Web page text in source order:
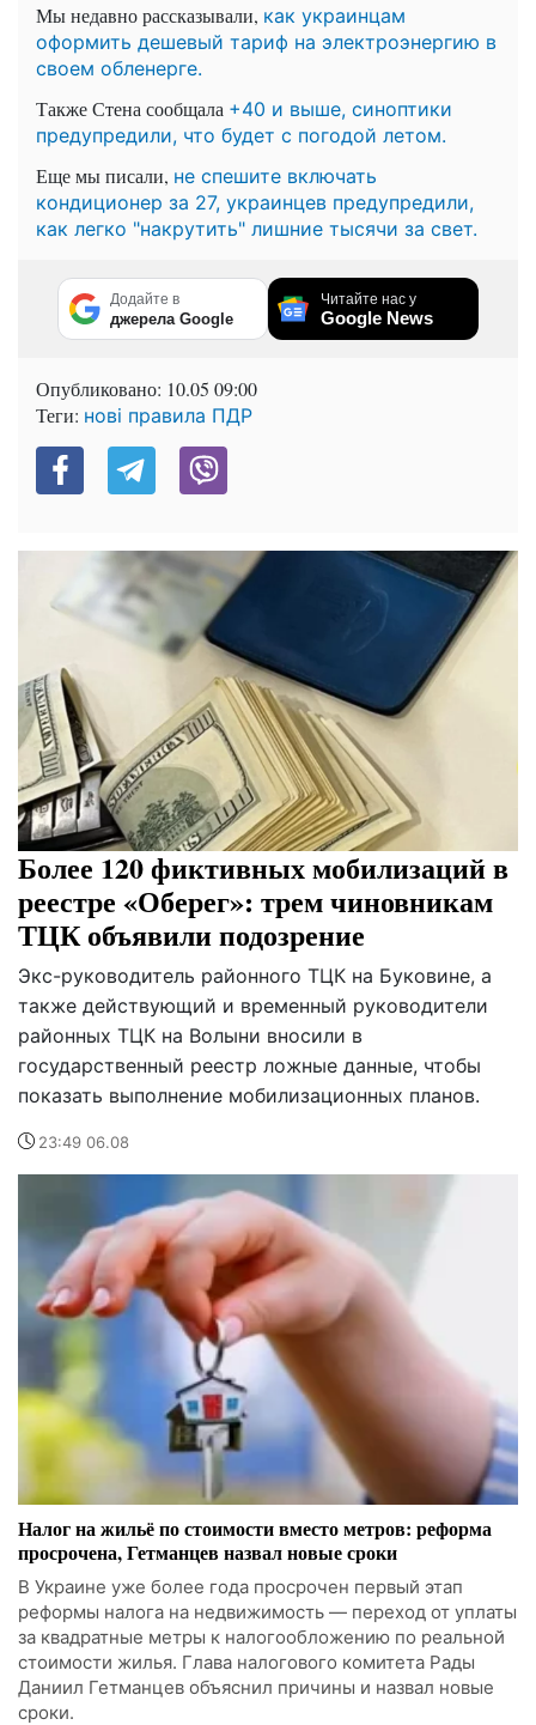
Мы недавно рассказывали, как украинцам
оформить дешевый тариф на электроэнергию в
своем обленерге.
Также Стена сообщала +40 и выше, синоптики
предупредили, что будет с погодой летом.
Еще мы писали, не спешите включать
кондиционер за 27, украинцев предупредили,
как легко "накрутить" лишние тысячи за свет.
Додайте в
джерела Google
Читайте нас у
Google News
Опубликовано: 10.05 09:00
Теги: нові правила ПДР
Более 120 фиктивных мобилизаций в
реестре «Оберег»: трем чиновникам
ТЦК объявили подозрение
Экс-руководитель районного ТЦК на Буковине, а
также действующий и временный руководители
районных ТЦК на Волыни вносили в
государственный реестр ложные данные, чтобы
показать выполнение мобилизационных планов.
23:49 06.08
Налог на жильё по стоимости вместо метров: реформа
просрочена, Гетманцев назвал новые сроки
В Украине уже более года просрочен первый этап
реформы налога на недвижимость — переход от уплаты
за квадратные метры к налогообложению по реальной
стоимости жилья. Глава налогового комитета Рады
Даниил Гетманцев объяснил причины и назвал новые
сроки.